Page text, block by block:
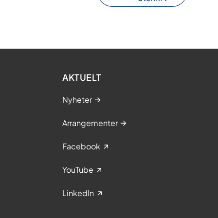
AKTUELT
Nyheter
Arrangementer
Facebook
YouTube
LinkedIn